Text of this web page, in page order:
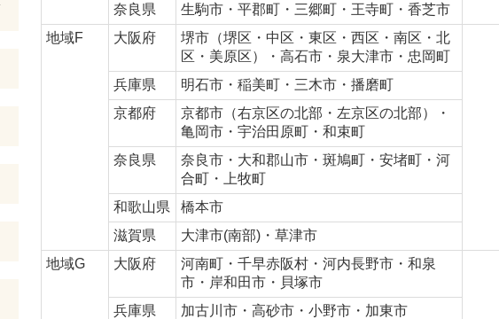
奈良県
生駒市・平郡町・三郷町・王寺町・香芝市
地域F
大阪府
堺市（堺区・中区・東区・西区・南区・北
区・美原区）・高石市・泉大津市・忠岡町
兵庫県
明石市・稲美町・三木市・播磨町
京都府
京都市（右京区の北部・左京区の北部）・
亀岡市・宇治田原町・和束町
奈良県
奈良市・大和郡山市・斑鳩町・安堵町・河
合町・上牧町
和歌山県
橋本市
滋賀県
大津市(南部)・草津市
地域G
大阪府
河南町・千早赤阪村・河内長野市・和泉
市・岸和田市・貝塚市
兵庫県
加古川市・高砂市・小野市・加東市